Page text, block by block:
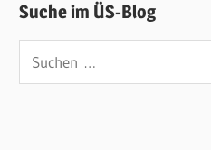
Suche im ÜS-Blog